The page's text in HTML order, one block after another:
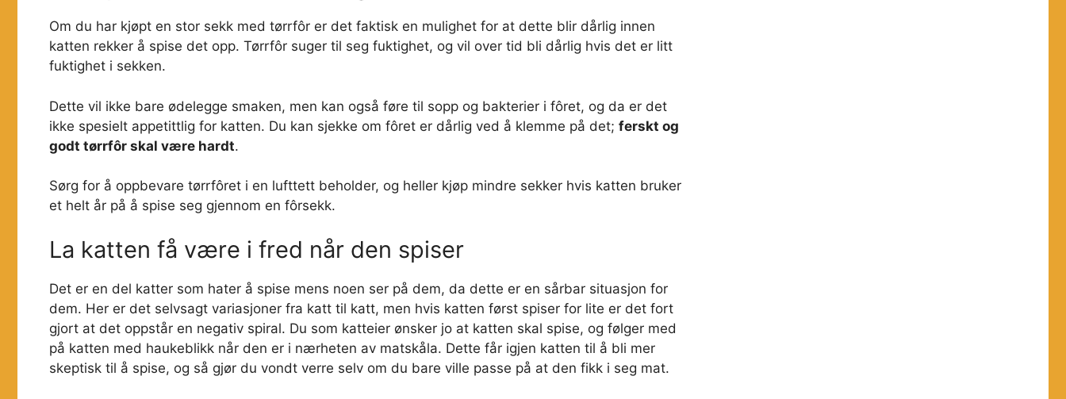
Om du har kjøpt en stor sekk med tørrfôr er det faktisk en mulighet for at dette blir dårlig innen
katten rekker å spise det opp. Tørrfôr suger til seg fuktighet, og vil over tid bli dårlig hvis det er litt
fuktighet i sekken.
Dette vil ikke bare ødelegge smaken, men kan også føre til sopp og bakterier i fôret, og da er det
ikke spesielt appetittlig for katten. Du kan sjekke om fôret er dårlig ved å klemme på det; ferskt og
godt tørrfôr skal være hardt.
Sørg for å oppbevare tørrfôret i en lufttett beholder, og heller kjøp mindre sekker hvis katten bruker
et helt år på å spise seg gjennom en fôrsekk.
La katten få være i fred når den spiser
Det er en del katter som hater å spise mens noen ser på dem, da dette er en sårbar situasjon for
dem. Her er det selvsagt variasjoner fra katt til katt, men hvis katten først spiser for lite er det fort
gjort at det oppstår en negativ spiral. Du som katteier ønsker jo at katten skal spise, og følger med
på katten med haukeblikk når den er i nærheten av matskåla. Dette får igjen katten til å bli mer
skeptisk til å spise, og så gjør du vondt verre selv om du bare ville passe på at den fikk i seg mat.